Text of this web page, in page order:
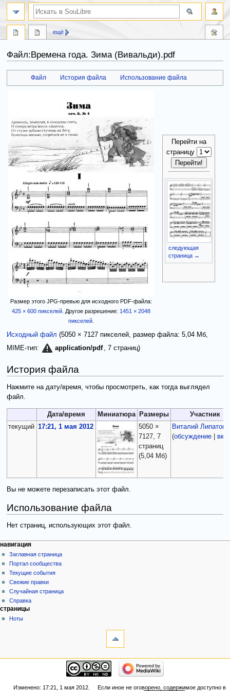
Файл:Времена года. Зима (Вивальди).pdf
Файл История файла Использование файла
Размер этого JPG-превью для исходного PDF-файла:
425 × 600 пикселей. Другое разрешение: 1451 × 2048
пикселей.
Перейти на
страницу
следующая
страница →
Исходный файл (5050 × 7127 пикселей, размер файла: 5,04 Мб,
MIME-тип:
application/pdf , 7 страниц)
История файла
Нажмите на дату/время, чтобы просмотреть, как тогда выглядел
файл.
Дата/время Миниатюра Размеры
Участник
текущий 17:21, 1 мая 2012
5050 ×
7127, 7
страниц
(5,04 Мб)
Виталий Липатов
(обсуждение |
Вы не можете перезаписать этот файл.
Использование файла
Нет страниц, использующих этот файл.
ещё
навигация
Заглавная страница
Портал сообщества
Текущие события
Свежие правки
Случайная страница
Справка
страницы
Ноты
Изменено: 17:21, 1 мая 2012.
Если иное не оговорено, содержимое доступно в